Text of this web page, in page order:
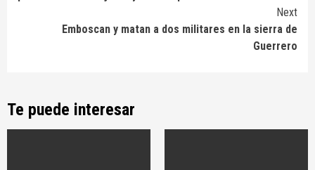
Next
Emboscan y matan a dos militares en la sierra de
Guerrero
Te puede interesar